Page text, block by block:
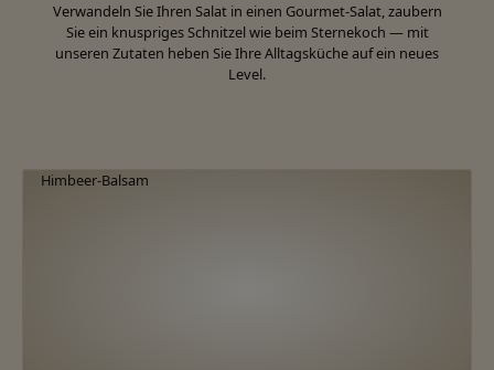
Verwandeln Sie Ihren Salat in einen Gourmet-Salat, zaubern
Sie ein knuspriges Schnitzel wie beim Sternekoch — mit
unseren Zutaten heben Sie Ihre Alltagsküche auf ein neues
Level.
Produktgalerie überspringen